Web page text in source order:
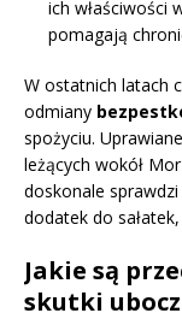
ich właściwości
pomagają
W ostatnich latach
odmiany
spożyciu.
leżących wokół
doskonale
dodatek do
Jakie są
skutki